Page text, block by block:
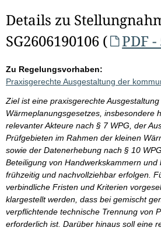
Details zu
SG2606190106 (
PDF
Zu Regelungsvorhaben:
Praxisgerechte Ausgestaltung der
Ziel ist eine praxisgerechte
Wärmeplanungsgesetzes, insbesondere
relevanter Akteure nach § 7 WPG, der
Prüfgebieten im Rahmen der kleinen
sowie der Datenerhebung nach § 10
Beteiligung von Handwerkskammern und
frühzeitig und nachvollziehbar erfolgen.
verbindliche Fristen und Kriterien
klargestellt werden, dass bei gemischt
verpflichtende technische Trennung von
erforderlich ist. Darüber hinaus soll eine